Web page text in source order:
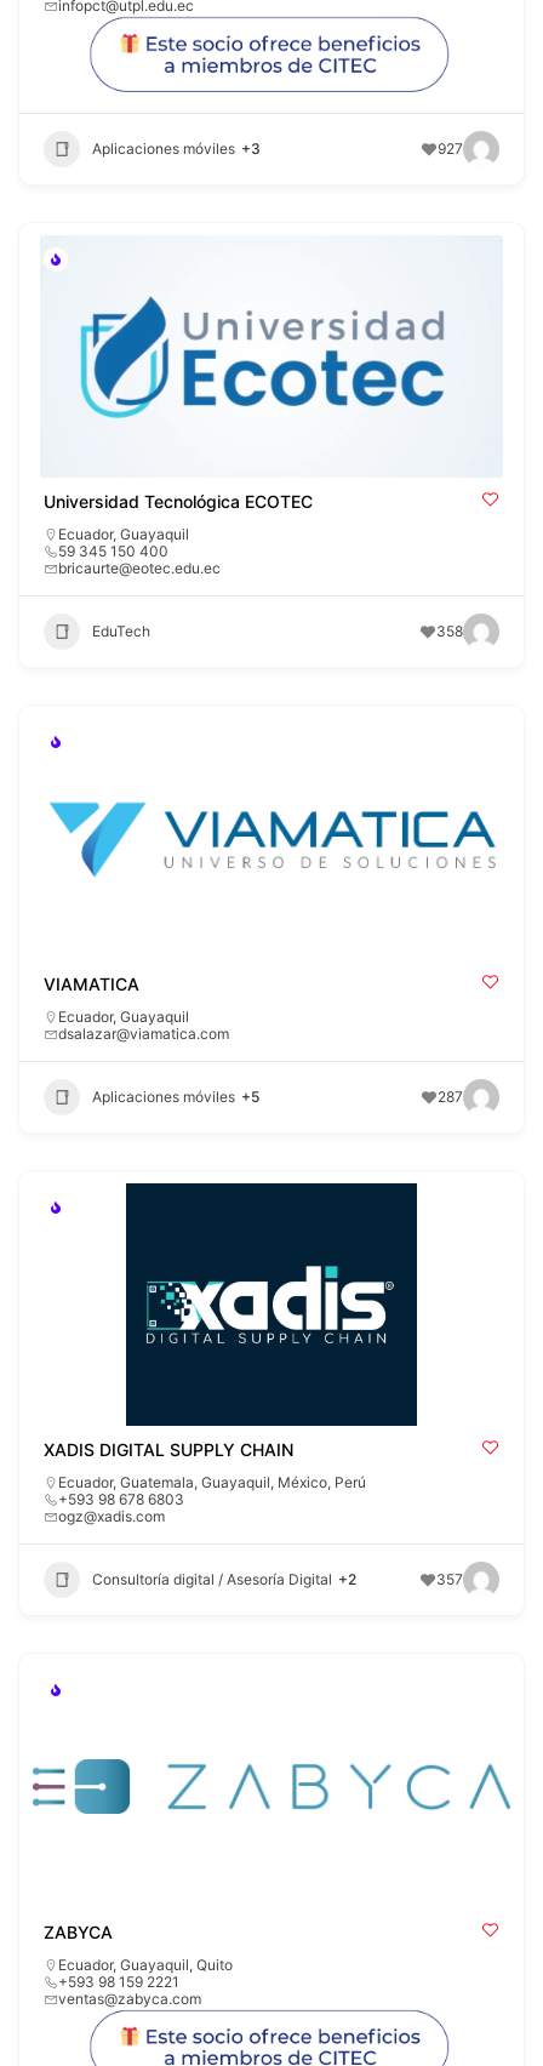
infopct@utpl.edu.ec
Aplicaciones móviles +3 927
Universidad Tecnológica ECOTEC
Ecuador, Guayaquil
59 345 150 400
bricaurte@eotec.edu.ec
EduTech 358
VIAMATICA
Ecuador, Guayaquil
dsalazar@viamatica.com
Aplicaciones móviles +5 287
XADIS DIGITAL SUPPLY CHAIN
Ecuador, Guatemala, Guayaquil, México, Perú
+593 98 678 6803
ogz@xadis.com
Consultoría digital / Asesoría Digital +2 357
ZABYCA
Ecuador, Guayaquil, Quito
+593 98 159 2221
ventas@zabyca.com